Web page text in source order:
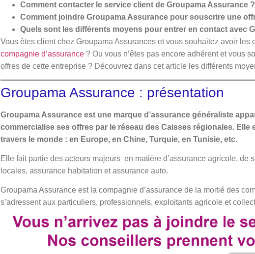
Comment contacter le service client de Groupama Assurance ?
Comment joindre Groupama Assurance pour souscrire une
Quels sont les différents moyens pour entrer en contact avec
Vous êtes client chez Groupama Assurances et vous souhaitez avoir les
compagnie d’assurance ? Ou vous n’êtes pas encore adhérent et vous
offres de cette entreprise ? Découvrez dans cet article les différents
Groupama Assurance : présentation
Groupama Assurance est une marque d’assurance généraliste
commercialise ses offres par le réseau des Caisses régionales.
travers le monde : en Europe, en Chine, Turquie, en Tunisie, etc.
Elle fait partie des acteurs majeurs en matière d’assurance agricole, de
locales, assurance habitation et assurance auto.
Groupama Assurance est la compagnie d’assurance de la moitié des
s’adressent aux particuliers, professionnels, exploitants agricole et